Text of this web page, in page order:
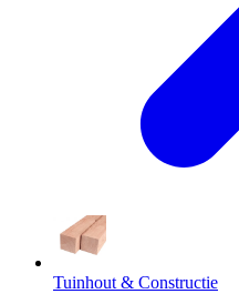
Tuinhout & Constructie